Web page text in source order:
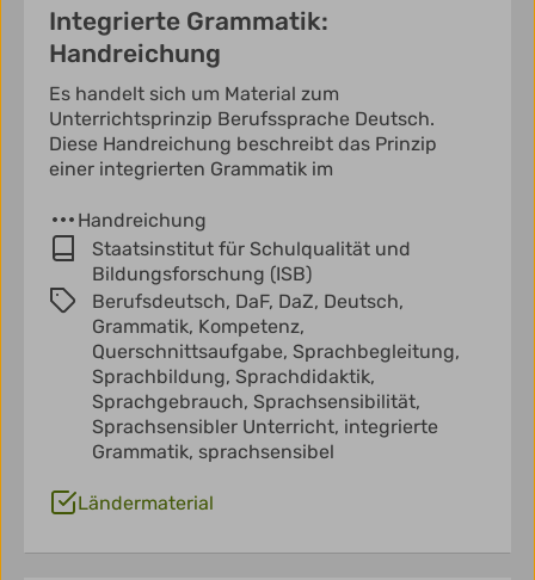
Integrierte Grammatik:
Handreichung
Es handelt sich um Material zum
Unterrichtsprinzip Berufssprache Deutsch.
Diese Handreichung beschreibt das Prinzip
einer integrierten Grammatik im
Handreichung
Staatsinstitut für Schulqualität und
Bildungsforschung (ISB)
Berufsdeutsch, DaF, DaZ, Deutsch,
Grammatik, Kompetenz,
Querschnittsaufgabe, Sprachbegleitung,
Sprachbildung, Sprachdidaktik,
Sprachgebrauch, Sprachsensibilität,
Sprachsensibler Unterricht, integrierte
Grammatik, sprachsensibel
Ländermaterial